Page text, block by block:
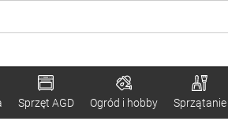
Sprzęt AGD Ogród i hobby Sprzątanie